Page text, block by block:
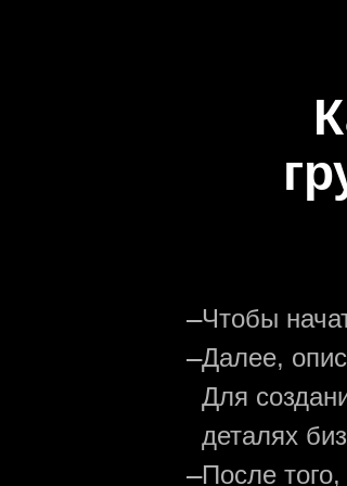
—Чтобы
—Далее,
Для
деталях
—После